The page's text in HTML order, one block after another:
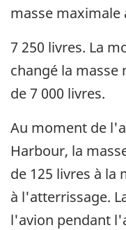
masse maximale
7 250 livres. La
changé la
de 7 000 livres.
Au moment de
Harbour, la
de 125 livres à la
à l'atterrissage.
l'avion pendant